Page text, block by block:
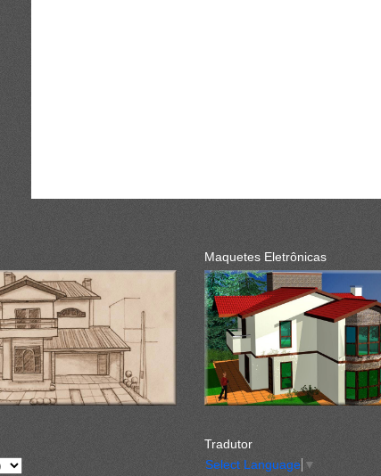
Maquetes Eletrônicas
Tradutor
Select Language ▼